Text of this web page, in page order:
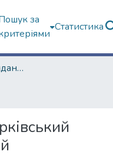
за
Статистика
9. Рідкісні та цінні видання